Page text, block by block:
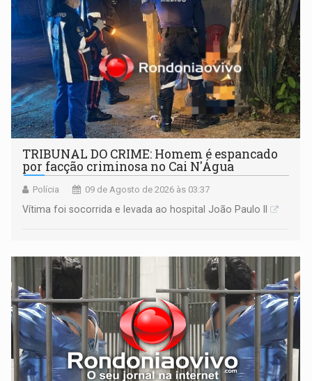
TRIBUNAL DO CRIME: Homem é espancado
por facção criminosa no Cai N'Água
Polícia 09 de Agosto de 2026 às 03:37
Vítima foi socorrida e levada ao hospital João Paulo II